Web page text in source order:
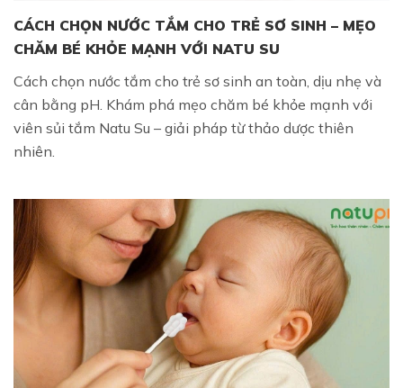
CÁCH CHỌN NƯỚC TẮM CHO TRẺ SƠ SINH – MẸO
CHĂM BÉ KHỎE MẠNH VỚI NATU SU
Cách chọn nước tắm cho trẻ sơ sinh an toàn, dịu nhẹ và
cân bằng pH. Khám phá mẹo chăm bé khỏe mạnh với
viên sủi tắm Natu Su – giải pháp từ thảo dược thiên
nhiên.